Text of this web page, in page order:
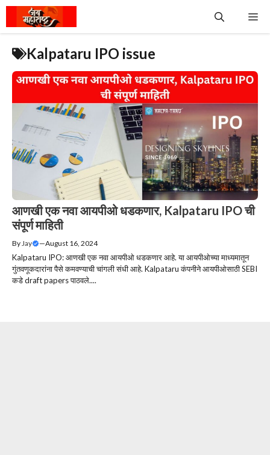
Skip
content
Kalpataru IPO issue
आणखी एक नवा आयपीओ धडकणार, Kalpataru IPO ची
संपूर्ण माहिती
By Jay —August 16, 2024
Kalpataru IPO: आणखी एक नवा आयपीओ धडकणार आहे. या आयपीओच्या माध्यमातून
गुंतवणूकदारांना पैसे कमवण्याची चांगली संधी आहे. Kalpataru कंपनीने आयपीओसाठी SEBI
कडे draft papers पाठवले....